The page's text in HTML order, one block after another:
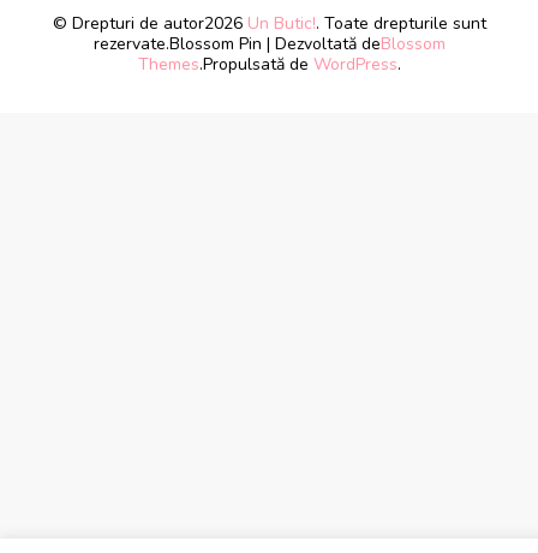
© Drepturi de autor2026 Un Butic!. Toate drepturile sunt
rezervate.Blossom Pin | Dezvoltată deBlossom
Themes.Propulsată de WordPress.